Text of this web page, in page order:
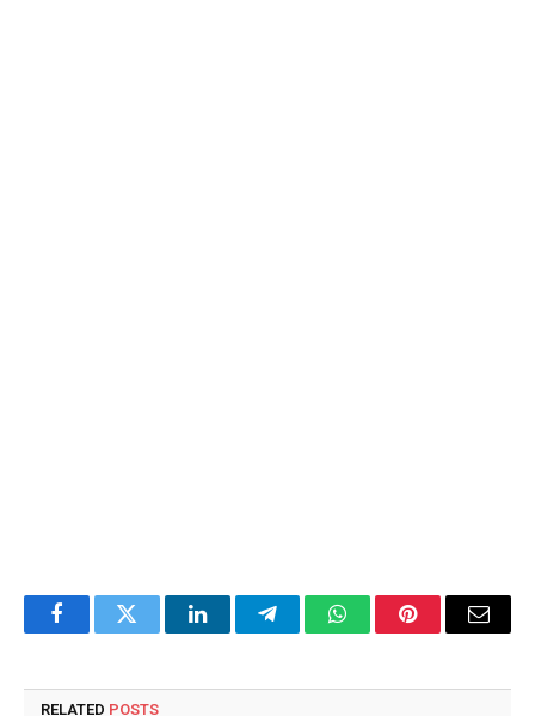
FacebookTwitter LinkedInTelegramWhatsAppPinterestEmail
RELATED POSTS